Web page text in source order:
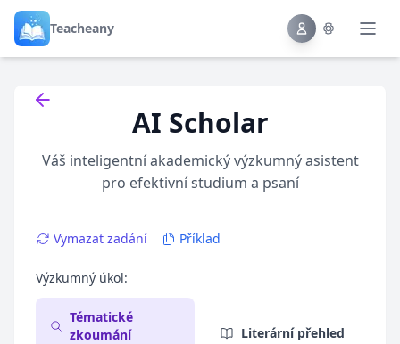
Teacheany
Back to tools AI Scholar
Váš inteligentní akademický výzkumný asistent
pro efektivní studium a psaní
Vymazat zadání Příklad
Výzkumný úkol:
Tématické
zkoumání
Literární přehled